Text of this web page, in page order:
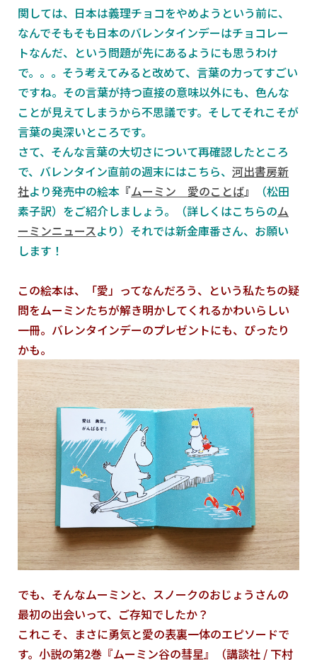
関しては、日本は義理チョコをやめようという前に、
なんでそもそも日本のバレンタインデーはチョコレー
トなんだ、という問題が先にあるようにも思うわけ
で。。。そう考えてみると改めて、言葉の力ってすごい
ですね。その言葉が持つ直接の意味以外にも、色んな
ことが見えてしまうから不思議です。そしてそれこそが
言葉の奥深いところです。
さて、そんな言葉の大切さについて再確認したところ
で、バレンタイン直前の週末にはこちら、 河出書房新
社より発売中の絵本 『ムーミン 愛のことば』
（松田
素子訳）をご紹介しましょう。（詳しくはこちらのム
ーミンニュースより）それでは新金庫番さん、お願い
します！
この絵本は、「愛」ってなんだろう、という私たちの疑
問をムーミンたちが解き明かしてくれるかわいらしい
一冊。バレンタインデーのプレゼントにも、ぴったり
かも。
でも、そんなムーミンと、スノークのおじょうさんの
最初の出会いって、ご存知でしたか？
これこそ、まさに勇気と愛の表裏一体のエピソードで
す。小説の第2巻『ムーミン谷の彗星』（講談社 / 下村